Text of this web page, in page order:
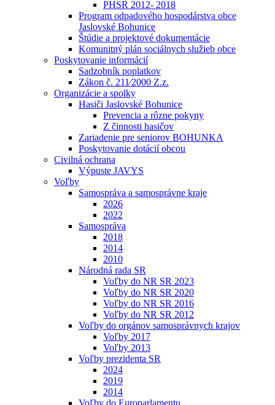
PHSR 2012- 2018
Program odpadového hospodárstva obce
Jaslovské Bohunice
Štúdie a projektové dokumentácie
Komunitný plán sociálnych služieb obce
Poskytovanie informácií
Sadzobník poplatkov
Zákon č. 211⁄2000 Z.z.
Organizácie a spolky
Hasiči Jaslovské Bohunice
Prevencia a rôzne pokyny
Z činnosti hasičov
Zariadenie pre seniorov BOHUNKA
Poskytovanie dotácií obcou
Civilná ochrana
Výpuste JAVYS
Voľby
Samospráva a samosprávne kraje
2026
2022
Samospráva
2018
2014
2010
Národná rada SR
Voľby do NR SR 2023
Voľby do NR SR 2020
Voľby do NR SR 2016
Voľby do NR SR 2012
Voľby do orgánov samosprávnych krajov
Voľby 2017
Voľby 2013
Voľby prezidenta SR
2024
2019
2014
Voľby do Europarlamentu